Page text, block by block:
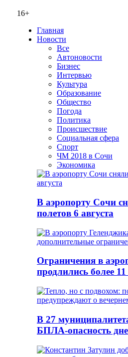
16+
Главная
Новости
Все
Автоновости
Бизнес
Интервью
Культура
Образование
Общество
Погода
Политика
Происшествие
Социальная сфера
Спорт
ЧМ 2018 в Сочи
Экономика
В аэропорту Сочи
полетов 6 августа
Ограничения в
продлились более
В 27
БПЛА-опасность